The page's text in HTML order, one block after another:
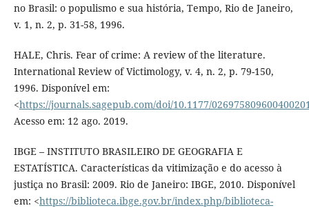
no Brasil: o populismo e sua história, Tempo, Rio de Janeiro,
v. 1, n. 2, p. 31-58, 1996.
HALE, Chris. Fear of crime: A review of the literature.
International Review of Victimology, v. 4, n. 2, p. 79-150,
1996. Disponível em:
<https://journals.sagepub.com/doi/10.1177/
Acesso em: 12 ago. 2019.
IBGE – INSTITUTO BRASILEIRO DE GEOGRAFIA E
ESTATÍSTICA. Características da vitimização e do acesso à
justiça no Brasil: 2009. Rio de Janeiro: IBGE, 2010. Disponível
em: <https://biblioteca.ibge.gov.br/index.php/biblioteca-